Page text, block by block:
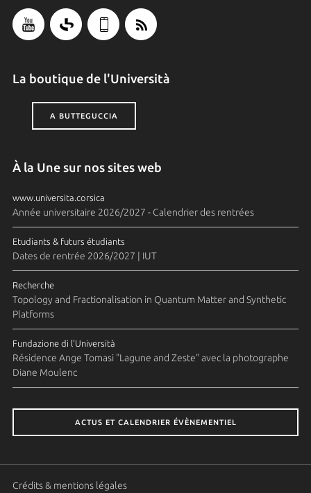
La boutique de l'Università
A BUTTEGUCCIA
À la Une sur nos sites web
www.universita.corsica
Année universitaire 2026/2027 - Calendrier des rentrées
Etudiants & futurs étudiants
Dates de rentrée 2026/2027 | IUT
Recherche
Topology and Fractionalisation in Quantum Matter and Synthetic
Platforms
Fundazione di l'Università
Résidence Ange Tomasi "Lagune and Zeste" avec la photographe
Diane Moulenc
ACTUS ET CALENDRIER ÉVÈNEMENTIEL
Crédits & mentions légales